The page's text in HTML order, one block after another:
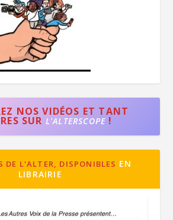
NOS VIDÉOS ET TANT
SUR L'ALTERSCOPE !
DE L'ALTER, DISPONIBLES EN
LIBRAIRIE